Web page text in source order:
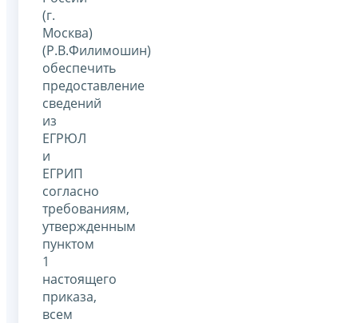
(г.
Москва)
(Р.В.Филимошин)
обеспечить
предоставление
сведений
из
ЕГРЮЛ
и
ЕГРИП
согласно
требованиям,
утвержденным
пунктом
1
настоящего
приказа,
всем